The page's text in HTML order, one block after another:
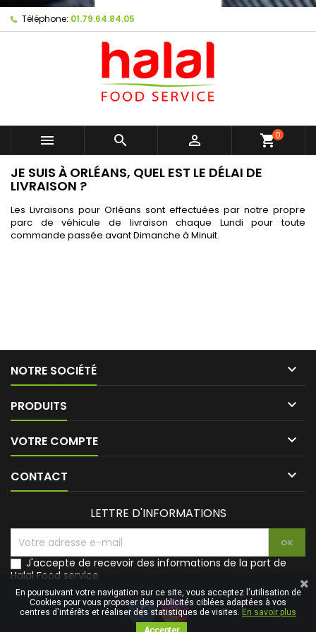
Téléphone: 01.79.64.84.05
   shopping_cart0
JE SUIS À ORLÉANS, QUEL EST LE DÉLAI DE
LIVRAISON ?
Les Livraisons pour Orléans sont effectuées par notre propre
parc de véhicule de livraison chaque Lundi pour toute
commande passée avant Dimanche à Minuit.
NOTRE SOCIÉTÉ 
PRODUITS 
VOTRE COMPTE 
CONTACT 
LETTRE D'INFORMATIONS
J'accepte de recevoir des informations de la part de
Halal Food service
En poursuivant votre navigation sur ce site, vous acceptez l'utilisation de
Cookies pour vous proposer des publicités ciblées adaptées à vos
centres d'intérêts et réaliser des statistiques de visites. En savoir plus